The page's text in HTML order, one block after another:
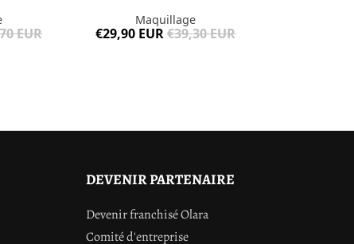
EUR
Maquillage
€29,90 EUR€39,30 EUR
DEVENIR PARTENAIRE
Devenir franchisé Olara
Comité d'entreprise